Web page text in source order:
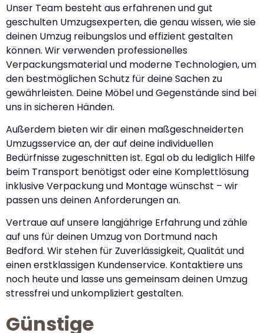
Unser Team besteht aus erfahrenen und gut
geschulten Umzugsexperten, die genau wissen, wie sie
deinen Umzug reibungslos und effizient gestalten
können. Wir verwenden professionelles
Verpackungsmaterial und moderne Technologien, um
den bestmöglichen Schutz für deine Sachen zu
gewährleisten. Deine Möbel und Gegenstände sind bei
uns in sicheren Händen.
Außerdem bieten wir dir einen maßgeschneiderten
Umzugsservice an, der auf deine individuellen
Bedürfnisse zugeschnitten ist. Egal ob du lediglich Hilfe
beim Transport benötigst oder eine Komplettlösung
inklusive Verpackung und Montage wünschst – wir
passen uns deinen Anforderungen an.
Vertraue auf unsere langjährige Erfahrung und zähle
auf uns für deinen Umzug von Dortmund nach
Bedford. Wir stehen für Zuverlässigkeit, Qualität und
einen erstklassigen Kundenservice. Kontaktiere uns
noch heute und lasse uns gemeinsam deinen Umzug
stressfrei und unkompliziert gestalten.
Günstige